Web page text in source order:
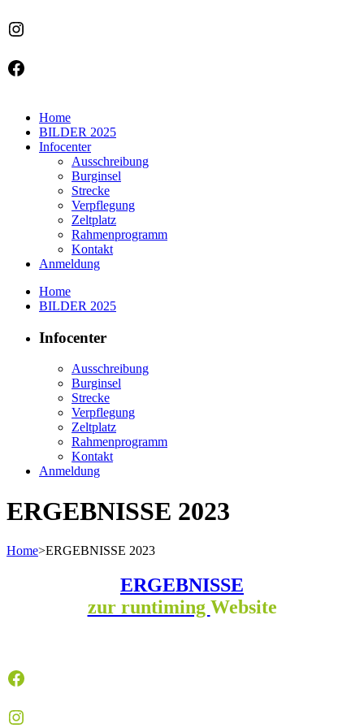
Instagram
Facebook
Home
BILDER 2025
Infocenter
Ausschreibung
Burginsel
Strecke
Verpflegung
Zeltplatz
Rahmenprogramm
Kontakt
Anmeldung
Home
BILDER 2025
Infocenter
Ausschreibung
Burginsel
Strecke
Verpflegung
Zeltplatz
Rahmenprogramm
Kontakt
Anmeldung
ERGEBNISSE 2023
Home>ERGEBNISSE 2023
ERGEBNISSE
zur runtiming Website
Facebook
Instagram